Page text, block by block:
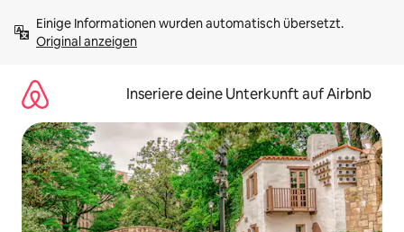
Inhalten
springenOriginal anzeigen
Inseriere deine Unterkunft auf Airbnb